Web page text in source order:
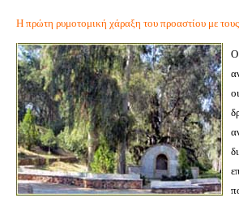
Η πρώτη ρυμοτομική χάραξη του προαστίου με